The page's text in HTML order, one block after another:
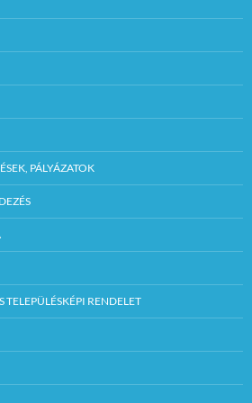
PÁLYÁZATOK
RENDELET